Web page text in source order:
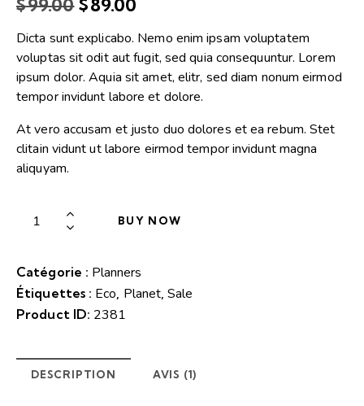
4.00
sur
notatio
n
client
$99.00$89.00
Dicta sunt explicabo. Nemo enim ipsam voluptatem
voluptas sit odit aut fugit, sed quia consequuntur. Lorem
ipsum dolor. Aquia sit amet, elitr, sed diam nonum eirmod
tempor invidunt labore et dolore.
At vero accusam et justo duo dolores et ea rebum. Stet
clitain vidunt ut labore eirmod tempor invidunt magna
aliquyam.
BUY NOW
Catégorie : Planners
Étiquettes : Eco, Planet, Sale
Product ID: 2381
DESCRIPTION AVIS (1)